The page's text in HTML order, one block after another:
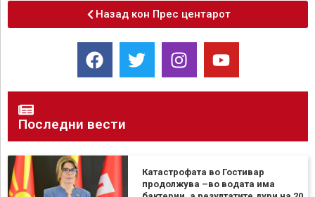
Назад кон Прес центарот
Последни вести
Катастрофата во Гостивар
продолжува –во водата има